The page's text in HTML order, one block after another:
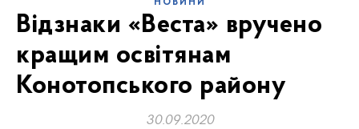
НОВИНИ
Відзнаки «Веста» вручено
кращим освітянам
Конотопського району
30.09.2020